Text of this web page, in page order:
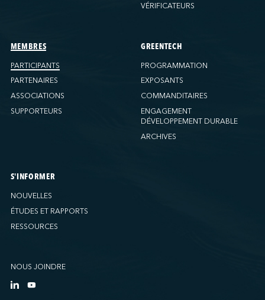
Ports America (WBCT)
Ports America (Wilmington)
PSA Halifax
PSA Halifax (Fairview Cove)
QSL America
Société Terminaux Montréal Gateway
Sollio Agriculture (Hamilton)
Sollio Agriculture (Montréal)
Sollio Agriculture (Québec)
VÉRIFICATEURS
MEMBRES
PARTICIPANTS
PARTENAIRES
ASSOCIATIONS
SUPPORTEURS
GREENTECH
PROGRAMMATION
EXPOSANTS
COMMANDITAIRES
ENGAGEMENT
DÉVELOPPEMENT DURABLE
ARCHIVES
S'INFORMER
NOUVELLES
ÉTUDES ET RAPPORTS
RESSOURCES
NOUS JOINDRE